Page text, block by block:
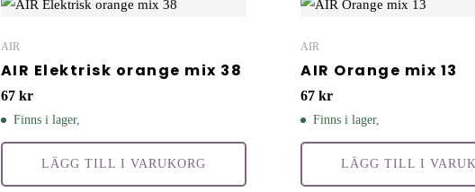
AIR
AIR Elektrisk orange mix 38
67 kr
Finns i lager,
LÄGG TILL I VARUKORG
AIR
AIR Orange mix 13
67 kr
Finns i lager,
LÄGG TILL I